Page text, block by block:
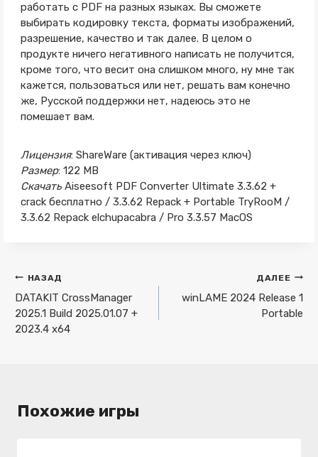
работать с PDF на разных языках. Вы сможете
выбирать кодировку текста, форматы изображений,
разрешение, качество и так далее. В целом о
продукте ничего негативного написать не получится,
кроме того, что весит она слишком много, ну мне так
кажется, пользоваться или нет, решать вам конечно
же, Русской поддержки нет, надеюсь это не
помешает вам.
Лицензия: ShareWare (активация через ключ)
Размер: 122 MB
Скачать Aiseesoft PDF Converter Ultimate 3.3.62 +
crack бесплатно / 3.3.62 Repack + Portable TryRooM /
3.3.62 Repack elchupacabra / Pro 3.3.57 MacOS
Навигация
по
записям
НАЗАД
DATAKIT CrossManager
2025.1 Build 2025.01.07 +
2023.4 x64
ДАЛЕЕ
winLAME 2024 Release 1
Portable
Похожие игры